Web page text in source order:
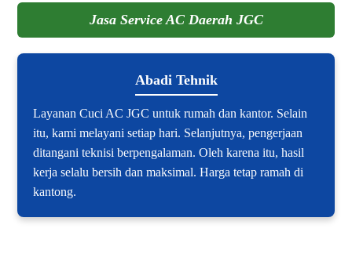
Jasa Service AC Daerah JGC
Abadi Tehnik
Layanan Cuci AC JGC untuk rumah dan kantor. Selain
itu, kami melayani setiap hari. Selanjutnya, pengerjaan
ditangani teknisi berpengalaman. Oleh karena itu, hasil
kerja selalu bersih dan maksimal. Harga tetap ramah di
kantong.